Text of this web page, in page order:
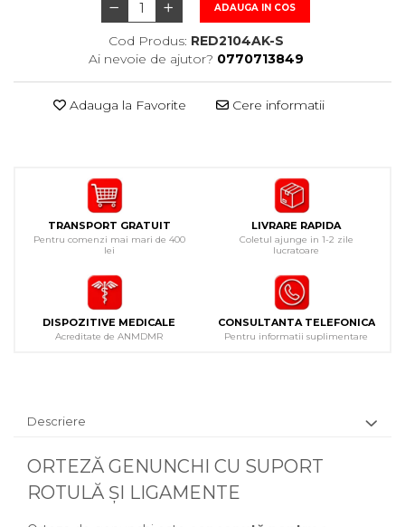
ADAUGA IN COS
Cod Produs: RED2104AK-S
Ai nevoie de ajutor? 0770713849
Adauga la Favorite Cere informatii
TRANSPORT GRATUIT
Pentru comenzi mai mari de 400
lei
LIVRARE RAPIDA
Coletul ajunge in 1-2 zile
lucratoare
DISPOZITIVE MEDICALE
Acreditate de ANMDMR
CONSULTANTA TELEFONICA
Pentru informatii suplimentare
Descriere
ORTEZĂ GENUNCHI CU SUPORT
ROTULĂ ȘI LIGAMENTE